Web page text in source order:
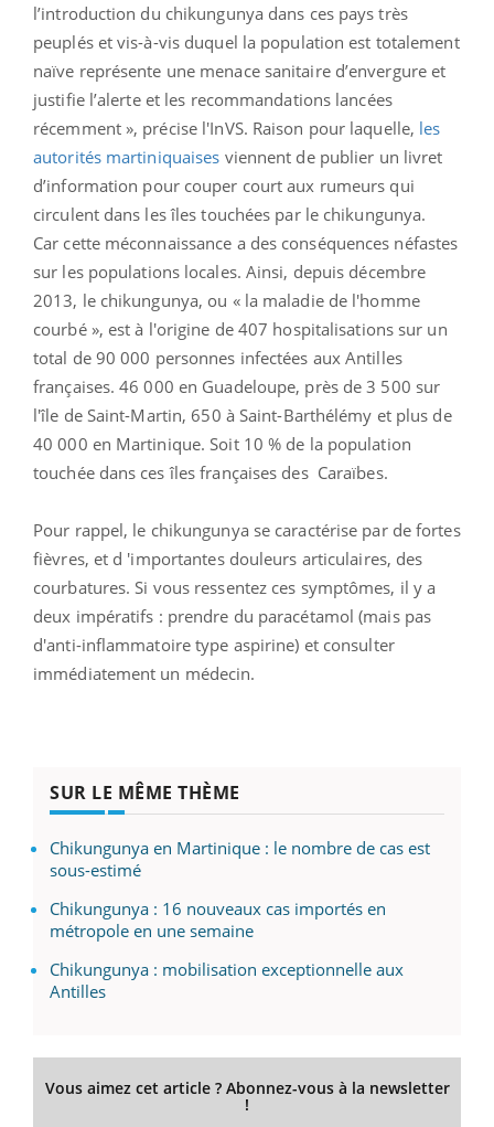
l’introduction du chikungunya dans ces pays très
peuplés et vis-à-vis duquel la population est totalement
naïve représente une menace sanitaire d’envergure et
justifie l’alerte et les recommandations lancées
récemment », précise l'InVS. Raison pour laquelle, les
autorités martiniquaises viennent de publier un livret
d’information pour couper court aux rumeurs qui
circulent dans les îles touchées par le chikungunya.
Car cette méconnaissance a des conséquences néfastes
sur les populations locales. Ainsi, depuis décembre
2013, le chikungunya, ou « la maladie de l'homme
courbé », est à l'origine de 407 hospitalisations sur un
total de 90 000 personnes infectées aux Antilles
françaises. 46 000 en Guadeloupe, près de 3 500 sur
l'île de Saint-Martin, 650 à Saint-Barthélémy et plus de
40 000 en Martinique. Soit 10 % de la population
touchée dans ces îles françaises des Caraïbes.
Pour rappel, le chikungunya se caractérise par de fortes
fièvres, et d 'importantes douleurs articulaires, des
courbatures. Si vous ressentez ces symptômes, il y a
deux impératifs : prendre du paracétamol (mais pas
d'anti-inflammatoire type aspirine) et consulter
immédiatement un médecin.
SUR LE MÊME THÈME
Chikungunya en Martinique : le nombre de cas est
sous-estimé
Chikungunya : 16 nouveaux cas importés en
métropole en une semaine
Chikungunya : mobilisation exceptionnelle aux
Antilles
Vous aimez cet article ? Abonnez-vous à la newsletter
!